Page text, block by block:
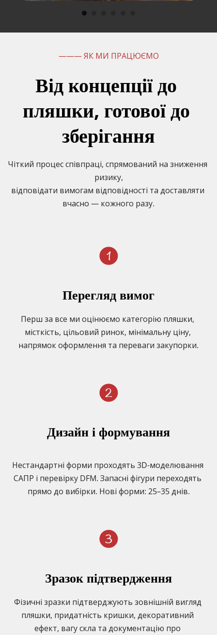
——— ЯК МИ ПРАЦЮЄМО
Від концепції до
пляшки, готової до
зберігання
Чіткий процес співпраці, спрямований на зниження
ризику,
відповідати вимогам відповідності та доставляти
вчасно — кожного разу.
Перегляд вимог
Перш за все ми оцінюємо категорію пляшки,
місткість, цільовий ринок, мінімальну ціну,
напрямок оформлення та переваги закупорки.
Дизайн і формування
Нестандартні форми проходять 3D-моделювання
САПР і перевірку DFM. Запасні фігури переходять
прямо до вибірки. Нові форми: 25–35 днів.
Зразок підтвердження
Фізичні зразки підтверджують зовнішній вигляд
пляшки, придатність кришки, декоративний
ефект, вагу скла та документацію про